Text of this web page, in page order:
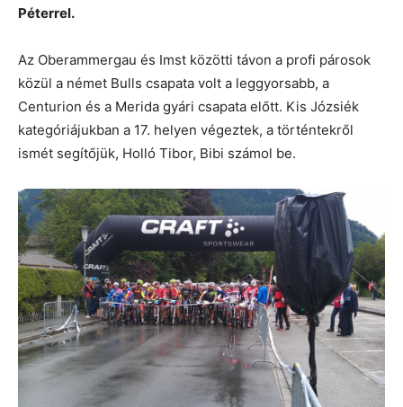
Péterrel.
Az Oberammergau és Imst közötti távon a profi párosok
közül a német Bulls csapata volt a leggyorsabb, a
Centurion és a Merida gyári csapata előtt. Kis Józsiék
kategóriájukban a 17. helyen végeztek, a történtekről
ismét segítőjük, Holló Tibor, Bibi számol be.